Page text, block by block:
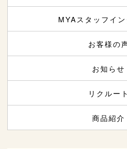
MYAスタッフイ
お客様の
お知らせ
リクルート
商品紹介